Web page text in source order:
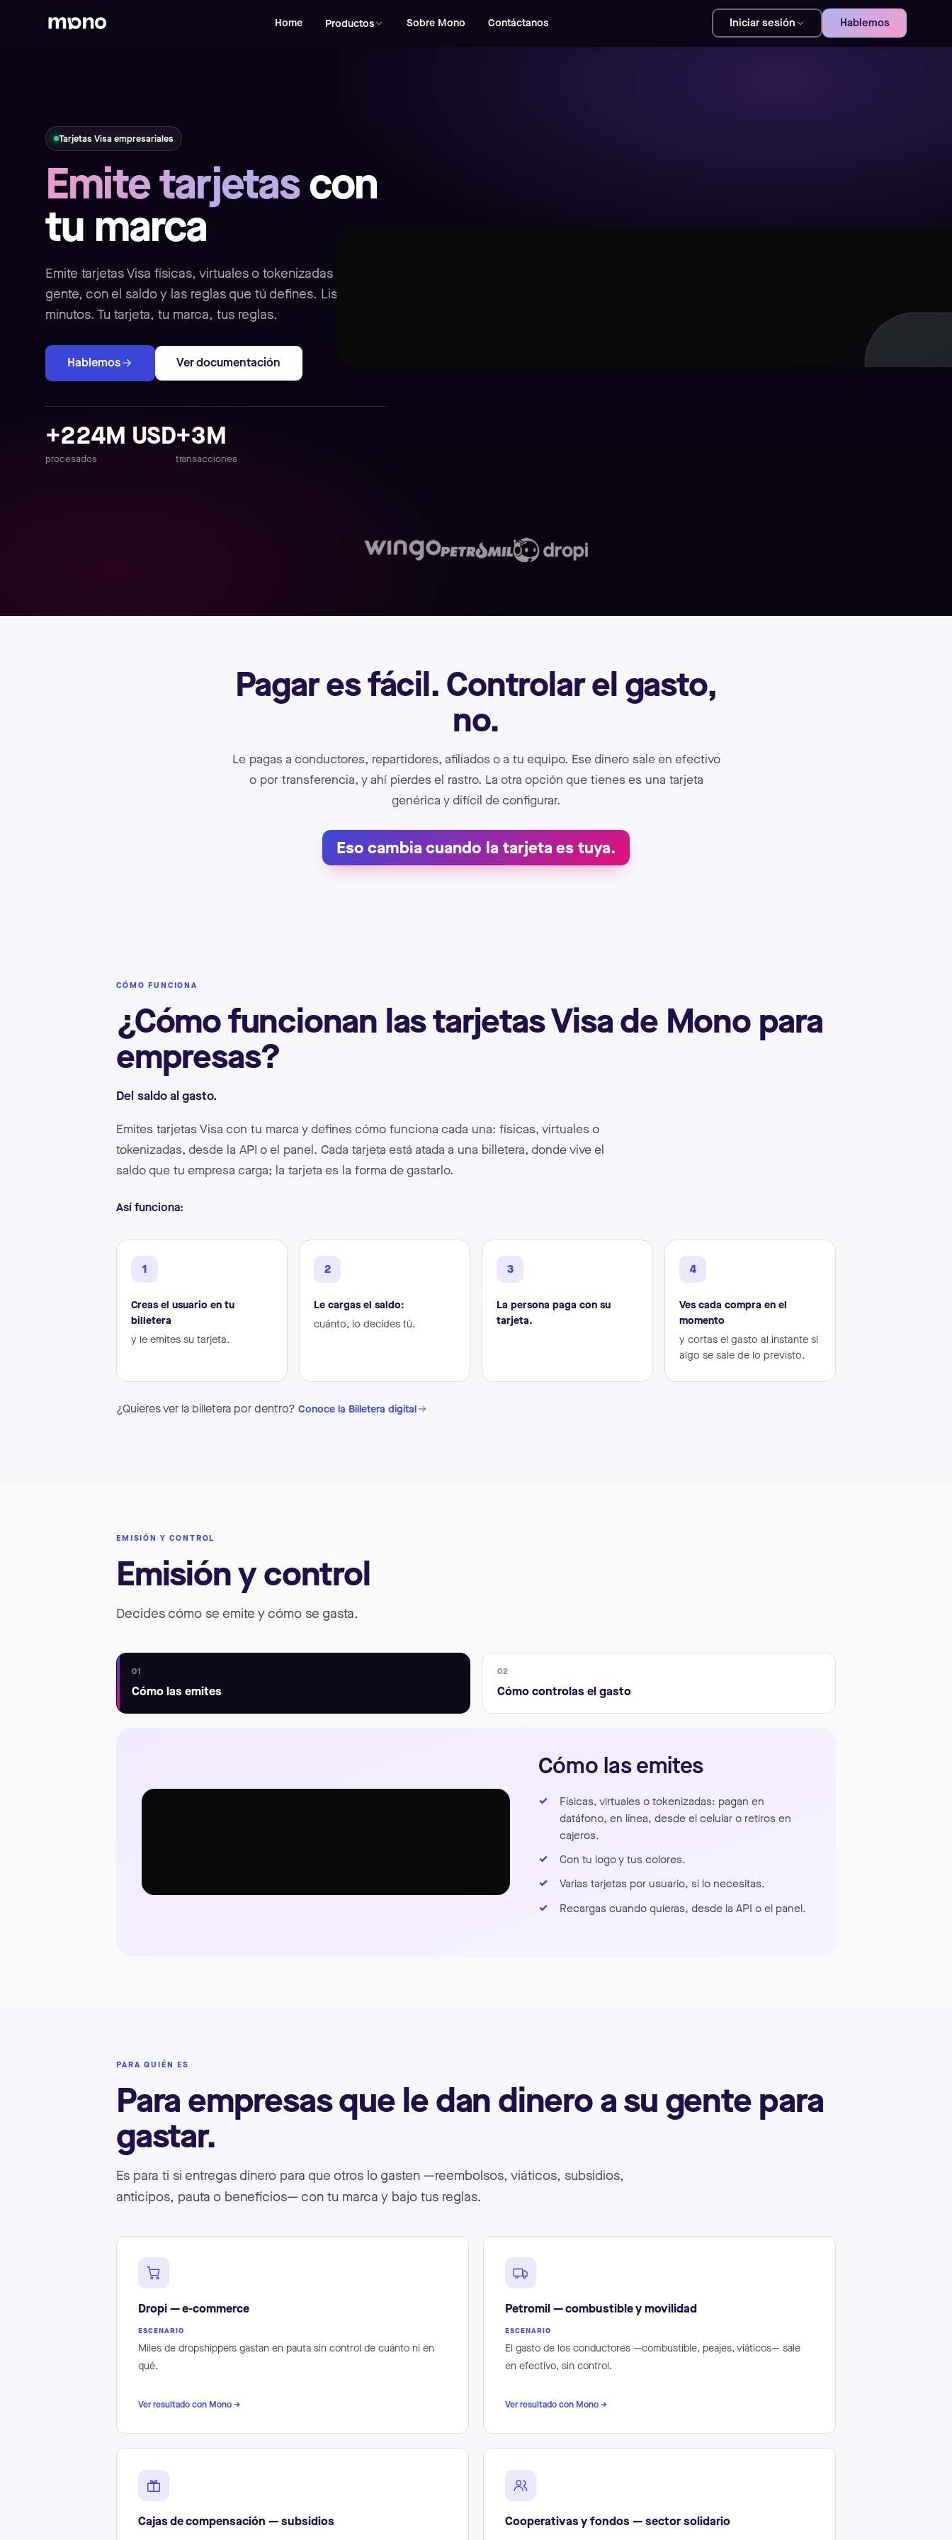
Home Productos Sobre Mono Contáctanos Iniciar sesión Hablemos
Tarjetas Visa empresariales
Emite tarjetascon
tu marca
Emite tarjetas Visa físicas, virtuales o tokenizadas para tu
gente, con el saldo y las reglas que tú defines. Listas en
minutos. Tu tarjeta, tu marca, tus reglas.
Hablemos Ver documentación
+224M USD
procesados
+3M
transacciones
Pagar es fácil. Controlar el gasto,
no.
Le pagas a conductores, repartidores, afiliados o a tu equipo. Ese dinero sale en efectivo
o por transferencia, y ahí pierdes el rastro. La otra opción que tienes es una tarjeta
genérica y difícil de configurar.
Eso cambia cuando la tarjeta es tuya.
CÓMO FUNCIONA
¿Cómo funcionan las tarjetas Visa de Mono para
empresas?
Del saldo al gasto.
Emites tarjetas Visa con tu marca y defines cómo funciona cada una: físicas, virtuales o
tokenizadas, desde la API o el panel. Cada tarjeta está atada a una billetera, donde vive el
saldo que tu empresa carga; la tarjeta es la forma de gastarlo.
Así funciona:
1
Creas el usuario en tu
billetera
y le emites su tarjeta.
2
Le cargas el saldo:
cuánto, lo decides tú.
3
La persona paga con su
tarjeta.
4
Ves cada compra en el
momento
y cortas el gasto al instante si
algo se sale de lo previsto.
¿Quieres ver la billetera por dentro? Conoce la Billetera digital
EMISIÓN Y CONTROL
Emisión y control
Decides cómo se emite y cómo se gasta.
01
Cómo las emites
02
Cómo controlas el gasto
Cómo las emites
Físicas, virtuales o tokenizadas: pagan en
datáfono, en línea, desde el celular o retiros en
cajeros.
Con tu logo y tus colores.
Varias tarjetas por usuario, si lo necesitas.
Recargas cuando quieras, desde la API o el panel.
PARA QUIÉN ES
Para empresas que le dan dinero a su gente para
gastar.
Es para ti si entregas dinero para que otros lo gasten —reembolsos, viáticos, subsidios,
anticipos, pauta o beneficios— con tu marca y bajo tus reglas.
Dropi — e-commerce
ESCENARIO
Miles de dropshippers gastan en pauta sin control de cuánto ni en
qué.
Ver resultado con Mono →
Petromil — combustible y movilidad
ESCENARIO
El gasto de los conductores —combustible, peajes, viáticos— sale
en efectivo, sin control.
Ver resultado con Mono →
Cajas de compensación — subsidios Cooperativas y fondos — sector solidario